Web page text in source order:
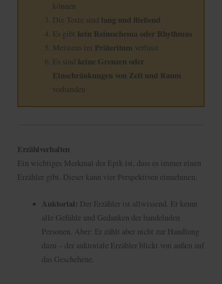
können
Die Texte sind lang und fließend
Es gibt kein Reimschema oder Rhythmus
Meistens im Präteritum verfasst
Es sind keine Grenzen oder
Einschränkungen von Zeit und Raum
vorhanden
Erzählverhalten
Ein wichtiges Merkmal der Epik ist, dass es immer einen
Erzähler gibt. Dieser kann vier Perspektiven einnehmen.
Auktorial: Der Erzähler ist allwissend. Er kennt
alle Gefühle und Gedanken der handelnden
Personen. Aber: Er zählt aber nicht zur Handlung
dazu – der auktoriale Erzähler blickt von außen auf
das Geschehene.